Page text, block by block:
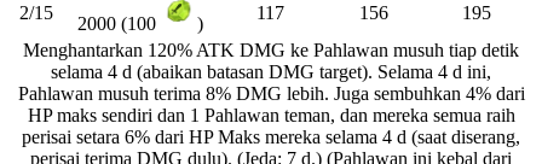
2/15
2000 (100 )
117 156
195
Menghantarkan 120% ATK DMG ke Pahlawan musuh tiap detik
selama 4 d (abaikan batasan DMG target). Selama 4 d ini,
Pahlawan musuh terima 8% DMG lebih. Juga sembuhkan 4% dari
HP maks sendiri dan 1 Pahlawan teman, dan mereka semua raih
perisai setara 6% dari HP Maks mereka selama 4 d (saat diserang,
perisai terima DMG dulu). (Jeda: 7 d.) (Pahlawan ini kebal dari